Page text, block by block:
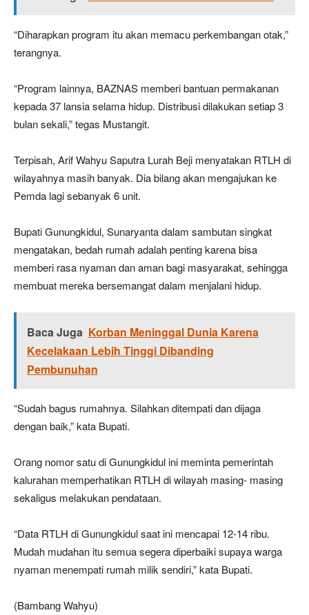
“Diharapkan program itu akan memacu perkembangan otak,”
terangnya.
“Program lainnya, BAZNAS memberi bantuan permakanan
kepada 37 lansia selama hidup. Distribusi dilakukan setiap 3
bulan sekali,” tegas Mustangit.
Terpisah, Arif Wahyu Saputra Lurah Beji menyatakan RTLH di
wilayahnya masih banyak. Dia bilang akan mengajukan ke
Pemda lagi sebanyak 6 unit.
Bupati Gunungkidul, Sunaryanta dalam sambutan singkat
mengatakan, bedah rumah adalah penting karena bisa
memberi rasa nyaman dan aman bagi masyarakat, sehingga
membuat mereka bersemangat dalam menjalani hidup.
Baca Juga Korban Meninggal Dunia Karena
Kecelakaan Lebih Tinggi Dibanding
Pembunuhan
“Sudah bagus rumahnya. Silahkan ditempati dan dijaga
dengan baik,” kata Bupati.
Orang nomor satu di Gunungkidul ini meminta pemerintah
kalurahan memperhatikan RTLH di wilayah masing- masing
sekaligus melakukan pendataan.
“Data RTLH di Gunungkidul saat ini mencapai 12-14 ribu.
Mudah mudahan itu semua segera diperbaiki supaya warga
nyaman menempati rumah milik sendiri,” kata Bupati.
(Bambang Wahyu)